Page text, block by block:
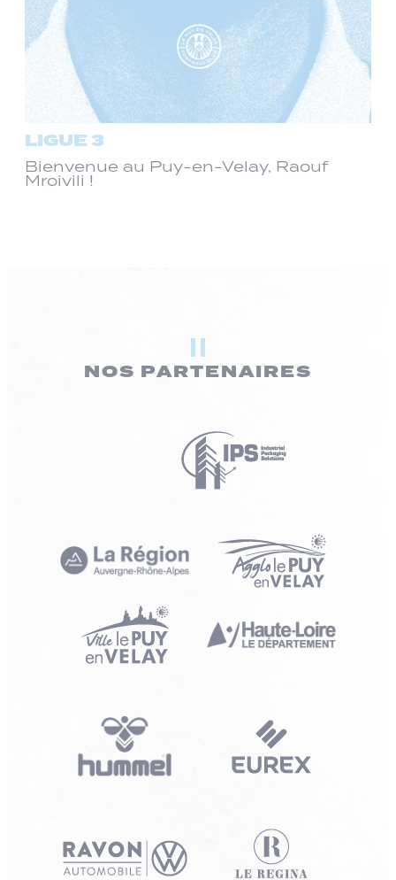
LIGUE 3
Bienvenue au Puy-en-Velay, Raouf
Mroivili !
NOS PARTENAIRES